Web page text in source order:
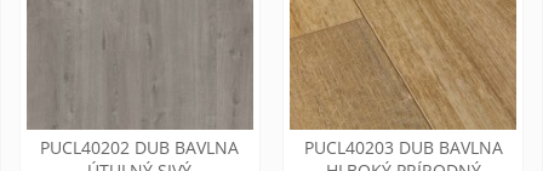
PUCL40202 DUB BAVLNA
PUCL40203 DUB BAVLNA